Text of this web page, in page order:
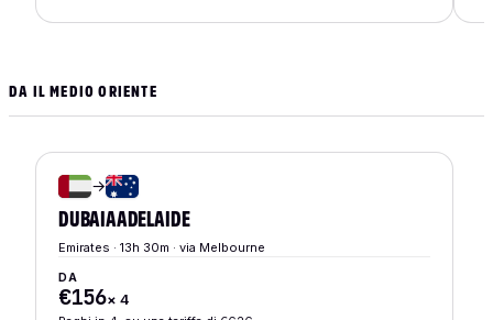
DA IL MEDIO ORIENTE
→
DUBAIAADELAIDE
Emirates · 13h 30m · via Melbourne
DA
€156× 4